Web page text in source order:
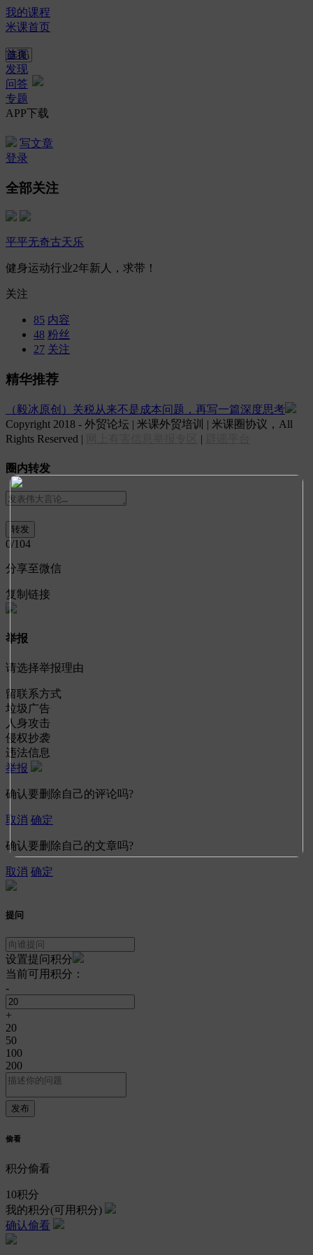
我的课程
米课首页
首页
发现
问答
专题
APP下载
写文章
登录
全部关注
平平无奇古天乐
健身运动行业2年新人，求带！
关注
85 内容
48 粉丝
27 关注
精华推荐
（毅冰原创）关税从来不是成本问题，再写一篇深度思考
Copyright 2018 - 外贸论坛 | 米课外贸培训 | 米课圈协议，All
Rights Reserved |
|
圈内转发
0/104
分享至微信
复制链接
举报
请选择举报理由
留联系方式
垃圾广告
人身攻击
侵权抄袭
违法信息
举报
确认要删除自己的评论吗?
取消 确定
确认要删除自己的文章吗?
取消 确定
提问
设置提问积分
当前可用积分：
-
+
20
50
100
200
偷看
积分偷看
10积分
我的积分(可用积分)
确认偷看